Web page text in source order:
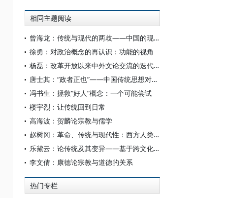
相同主题阅读
曾海龙：传统与现代的两歧——中国的现代性
徐勇：对政治概念的再认识：功能的视角
杨磊：改革开放以来中外文论交流的迭代和递归
唐士其：“政者正也”——中国传统思想对政治的融贯性理解
冯书生：拯救“好人”概念：一个可能尝试
楼宇烈：让传统回到日常
高海波：贺麟论宗教与儒学
赵树冈：革命、传统与现代性：西方人类学中国研究的向度
乐黛云：论传统及其变异——基于跨文化对话的视角
李文倩：康德论宗教与道德的关系
热门专栏